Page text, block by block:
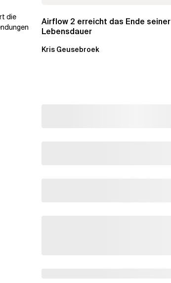
die
Airflow 2 erreicht das Ende seiner
Lebensdauer
Kris Geusebroek